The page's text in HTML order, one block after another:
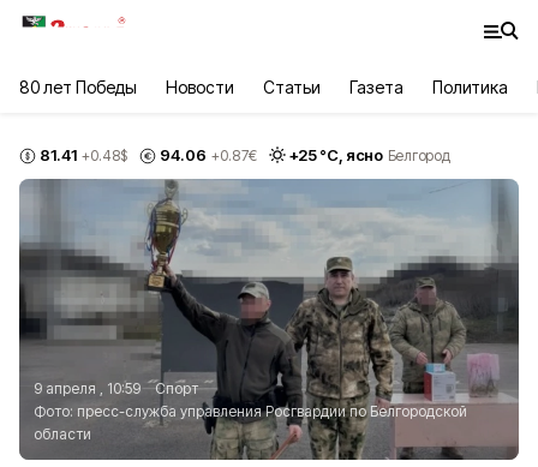
80 лет Победы Новости Статьи Газета Политика
81.41 +0.48$ 94.06 +0.87€ +25°С, ясно Белгород
9 апреля , 10:59
Спорт
Фото: пресс-служба управления Росгвардии по Белгородской
области